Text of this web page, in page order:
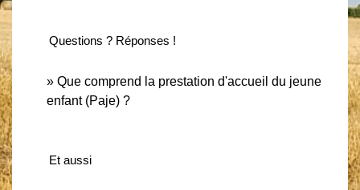
Questions ? Réponses !
Que comprend la prestation d'accueil du jeune
enfant (Paje) ?
Et aussi